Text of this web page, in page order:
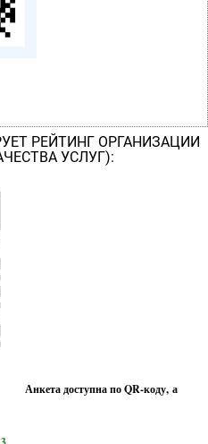
РЕЙТИНГ ОРГАНИЗАЦИИ
УСЛУГ):
Анкета доступна по QR-коду, а